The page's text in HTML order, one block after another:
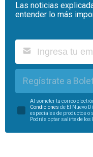
Las noticias
entender lo más
Regístrate a
Al someter tu correo
Condiciones de El Nuevo
especiales de productos o
Podrás optar salirte de los